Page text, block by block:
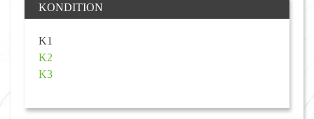
KONDITION
K1
K2
K3